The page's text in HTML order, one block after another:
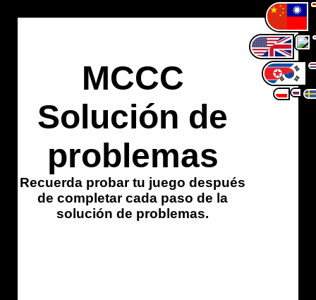
MCCC
Solución de
problemas
Recuerda probar tu juego después
de completar cada paso de la
solución de problemas.